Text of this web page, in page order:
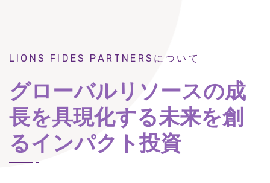
LIONS FIDES PARTNERSについて
グローバルリソースの成
長を具現化する未来を創
るインパクト投資